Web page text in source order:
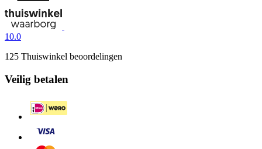
10.0
125 Thuiswinkel beoordelingen
Veilig betalen